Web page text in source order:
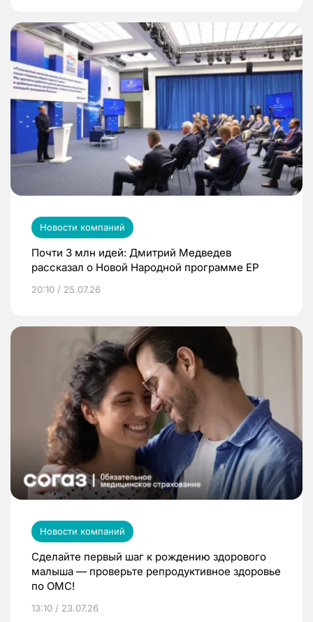
Новости компаний
Почти 3 млн идей: Дмитрий Медведев
рассказал о Новой Народной программе ЕР
20:10 / 25.07.26
Новости компаний
Сделайте первый шаг к рождению здорового
малыша — проверьте репродуктивное здоровье
по ОМС!
13:10 / 23.07.26